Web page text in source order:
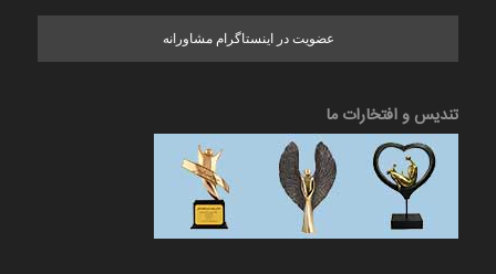
عضویت در اینستاگرام مشاورانه
تندیس و افتخارات ما